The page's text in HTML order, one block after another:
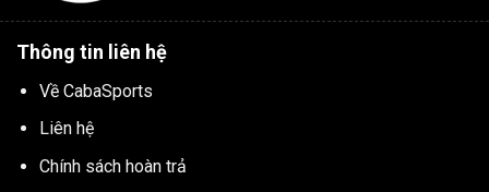
Thông tin liên hệ
Về CabaSports
Liên hệ
Chính sách hoàn trả